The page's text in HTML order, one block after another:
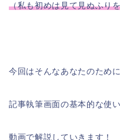
（私も初めは見て見ぬふり
今回はそんなあなたのために
記事執筆画面の基本的な使
動画で解説していきます！